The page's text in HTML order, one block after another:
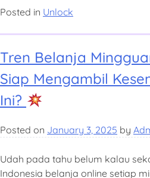
Posted in Unlock
Tren Belanja
Siap Mengambil
Ini?
Posted on January 3, 2025 by
Udah pada tahu belum kalau
Indonesia belanja online setiap